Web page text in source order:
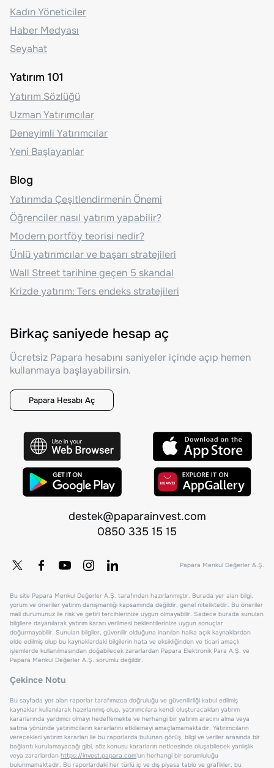
Kadın Yöneticiler
Haber Medyası
Seyahat
Yatırım 101
Yatırım Sözlüğü
Uzman Yatırımcılar
Deneyimli Yatırımcılar
Yeni Başlayanlar
Blog
Yatırımda Çeşitlendirmenin Önemi
Öğrenciler nasıl yatırım yapabilir?
Modern portföy teorisi nedir?
Ünlü yatırımcılar ve başarı stratejileri
Wall Street tarihine geçen 5 skandal
Krizde yatırım: Ters endeks stratejileri
Birkaç saniyede hesap aç
Ücretsiz Papara hesabını saniyeler içinde açıp hemen
kullanmaya başlayabilirsin.
Papara Hesabı Aç
destek@paparainvest.com
0850 335 15 15
Papara Menkul Değerler A.Ş.
Bu site Papara Menkul Değerler A.Ş. tarafından hazırlanmıştır. Burada yer alan bilgi,
yorum ve öneriler yatırım danışmanlığı kapsamında değildir, genel niteliktedir. Bu öneriler
mali durumunuz ile risk ve getiri tercihlerinize uygun olmayabilir. Sadece burada sunulan
bilgilere dayanılarak yatırım kararı verilmesi beklentilerinize uygun sonuçlar
doğurmayabilir. Sunulan bilgiler, güvenilir olduğuna inanılan halka açık kaynaklardan
elde edilmiş olup bu kaynaklardaki bilgilerin hata ve eksikliğinden ve ticari amaçlı
işlemlerde kullanılmasından doğabilecek zararlardan Papara Elektronik Para A.Ş. ve
Papara Menkul Değerler A.Ş. sorumlu değildir.
Çekince Notu
Bu sayfada yer alan raporlar tarafımızca doğruluğu ve güvenilirliği kabul edilmiş
kaynaklar kullanılarak hazırlanmış olup, yatırımcılara kendi oluşturacakları yatırım
kararlarında yardımcı olmayı hedeflemekte ve herhangi bir yatırım aracını alma veya
satma yönünde yatırımcıların kararlarını etkilemeyi amaçlamamaktadır. Yatırımcıların
verecekleri yatırım kararları ile bu raporlarda bulunan görüş, bilgi ve veriler arasında bir
bağlantı kurulamayacağı gibi, söz konusu kararların neticesinde oluşabilecek yanlışlık
veya zararlardan https://invest.papara.com'un herhangi bir sorumluluğu
bulunmamaktadır. Bu raporlardaki her türlü iç ve dış piyasa tablo ve grafikler, bu